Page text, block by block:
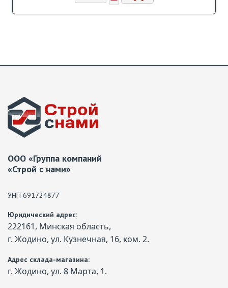
ООО «Группа компаний
«Строй с нами»
УНП 691724877
Юридический адрес:
222161, Минская область,
г. Жодино, ул. Кузнечная, 16, ком. 2.
Адрес склада-магазина:
г. Жодино, ул. 8 Марта, 1.